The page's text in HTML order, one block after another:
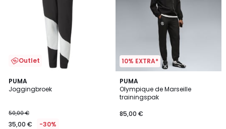
Outlet
PUMA
Joggingbroek
50,00 €
35,00 € -30%
5
/
10% EXTRA*
PUMA
Olympique de Marseille
trainingspak
85,00 €